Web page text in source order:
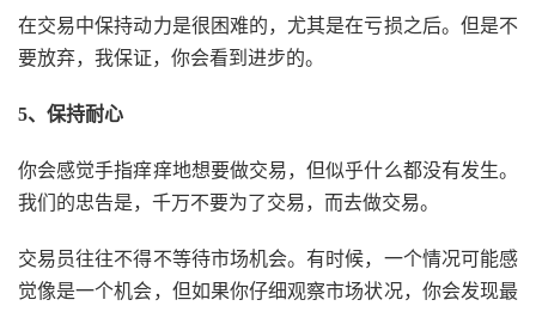
在交易中保持动力是很困难的，尤其是在亏损之后。但是不
要放弃，我保证，你会看到进步的。
5、保持耐心
你会感觉手指痒痒地想要做交易，但似乎什么都没有发生。
我们的忠告是，千万不要为了交易，而去做交易。
交易员往往不得不等待市场机会。有时候，一个情况可能感
觉像是一个机会，但如果你仔细观察市场状况，你会发现最